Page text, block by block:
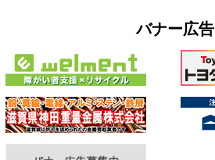
バナー広告